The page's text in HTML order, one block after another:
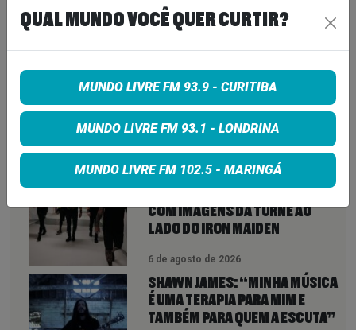
VEJA TAMBÉM
ANTHRAX LANÇA CLIPE DE
COM IMAGENS DA TURNÊ AO
LADO DO IRON MAIDEN
6 de agosto de 2026
SHAWN JAMES: “MINHA MÚSICA
É UMA TERAPIA PARA MIM E
TAMBÉM PARA QUEM A ESCUTA”
QUAL MUNDO VOCÊ QUER CURTIR?
MUNDO LIVRE FM 93.9 - CURITIBA
MUNDO LIVRE FM 93.1 - LONDRINA
MUNDO LIVRE FM 102.5 - MARINGÁ